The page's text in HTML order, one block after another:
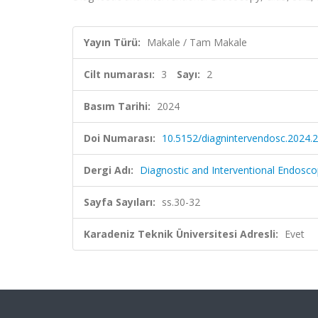
Yayın Türü: Makale / Tam Makale
Cilt numarası: 3 Sayı: 2
Basım Tarihi: 2024
Doi Numarası: 10.5152/
Dergi Adı: Diagnostic and Interventional
Sayfa Sayıları: ss.30-32
Karadeniz Teknik Üniversitesi Adresli: Evet